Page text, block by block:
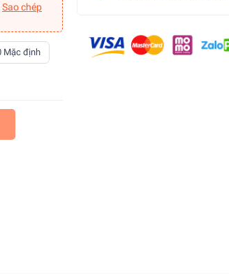
Sao chép
Mặc định